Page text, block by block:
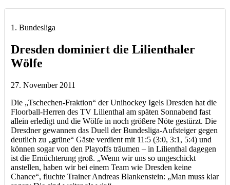
1. Bundesliga
Dresden dominiert die Lilienthaler
Wölfe
27. November 2011
Die „Tschechen-Fraktion“ der Unihockey Igels Dresden hat die
Floorball-Herren des TV Lilienthal am späten Sonnabend fast
allein erledigt und die Wölfe in noch größere Nöte gestürzt. Die
Dresdner gewannen das Duell der Bundesliga-Aufsteiger gegen
deutlich zu „grüne“ Gäste verdient mit 11:5 (3:0, 3:1, 5:4) und
können sogar von den Playoffs träumen – in Lilienthal dagegen
ist die Ernüchterung groß. „Wenn wir uns so ungeschickt
anstellen, haben wir bei einem Team wie Dresden keine
Chance“, fluchte Trainer Andreas Blankenstein: „Man muss klar